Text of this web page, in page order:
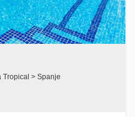
Tropical > Spanje